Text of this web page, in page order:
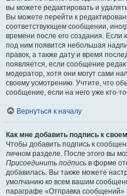
вы можете редактировать и
Вы можете перейти к
соответствующем сообщении,
времени после его создания. Если
под ним появится небольшая
правок, а также дату и время
появляется, если сообщение
модератор, хотя они могут сами
своему усмотрению. Учтите, что
сообщение, если на него уже кто-
Вернуться к началу
Как мне добавить подпись к
Чтобы добавить подпись к
личном разделе. После этого вы
Присоединить подпись в форме
добавилась. Вы также можете
умолчанию ко всем вашим
параграфе «Отправка сообщений»